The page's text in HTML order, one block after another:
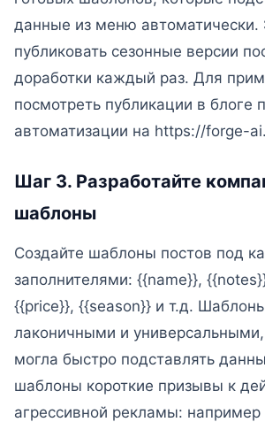
данные из меню автоматически.
публиковать сезонные версии
доработки каждый раз. Для
посмотреть публикации в блоге
автоматизации на https://forge-
Шаг 3. Разработайте
шаблоны
Создайте шаблоны постов под
заполнителями: {{name}},
{{price}}, {{season}} и т.д.
лаконичными и
могла быстро подставлять
шаблоны короткие призывы к
агрессивной рекламы: например